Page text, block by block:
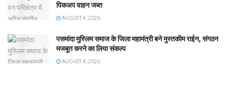
पिकअप वाहन जब्त
AUGUST 4, 2026
पसमांदा मुस्लिम समाज के जिला महामंत्री बने मुस्तकीम राईन, संगठन
मजबूत करने का लिया संकल्प
AUGUST 4, 2026